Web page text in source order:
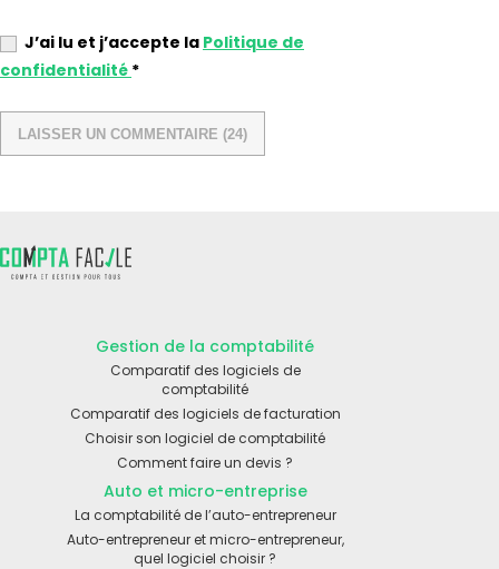
J’ai lu et j’accepte la Politique de
confidentialité *
Gestion de la comptabilité
Comparatif des logiciels de
comptabilité
Comparatif des logiciels de facturation
Choisir son logiciel de comptabilité
Comment faire un devis ?
Auto et micro-entreprise
La comptabilité de l’auto-entrepreneur
Auto-entrepreneur et micro-entrepreneur,
quel logiciel choisir ?